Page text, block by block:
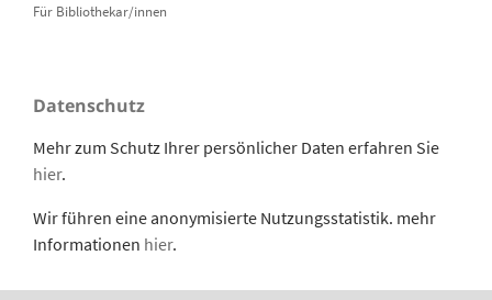
Für Bibliothekar/innen
Datenschutz
Mehr zum Schutz Ihrer persönlicher Daten erfahren Sie
hier.
Wir führen eine anonymisierte Nutzungsstatistik. mehr
Informationen hier.